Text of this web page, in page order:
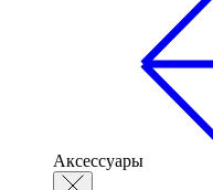
Аксессуары